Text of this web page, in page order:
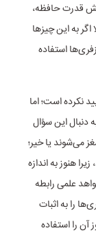
قدرت حافظه،
به این چیزها
استفاده
را تایید نکرده است؛ اما
دنبال این سؤال
می‌شوند یا خیر؛
هنوز به اندازه
علمی رابطه
را به اثبات
را استفاده